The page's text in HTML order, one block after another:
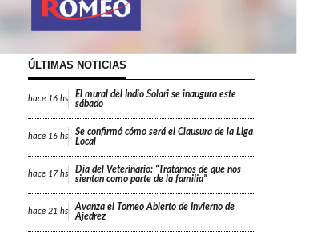
ÚLTIMAS NOTICIAS
hace 16 hs
El mural del Indio Solari se inaugura este
sábado
hace 16 hs
Se confirmó cómo será el Clausura de la Liga
Local
hace 17 hs
Día del Veterinario: “Tratamos de que nos
sientan como parte de la familia”
hace 21 hs
Avanza el Torneo Abierto de Invierno de
Ajedrez